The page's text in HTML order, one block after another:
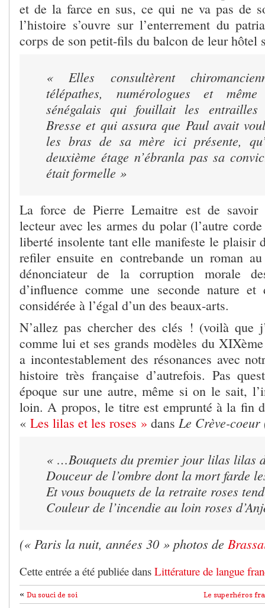
et de la farce en sus, ce qui ne va pas de
l’histoire s’ouvre sur l’enterrement du
corps de son petit-fils du balcon de leur hôtel
« Elles consultèrent
télépathes, numérologues et
sénégalais qui fouillait les
Bresse et qui assura que Paul avait
les bras de sa mère ici présente,
deuxième étage n’ébranla pas sa
était formelle »
La force de Pierre Lemaitre est de savoir
lecteur avec les armes du polar (l’autre
liberté insolente tant elle manifeste le plaisir
refiler ensuite en contrebande un roman
dénonciateur de la corruption morale
d’influence comme une seconde nature
considérée à l’égal d’un des beaux-arts.
N’allez pas chercher des clés ! (voilà que
comme lui et ses grands modèles du
a incontestablement des résonances avec
histoire très française d’autrefois. Pas
époque sur une autre, même si on le sait,
loin. A propos, le titre est emprunté à la fin
« Les lilas et les roses » dans Le Crève-coeur
« …Bouquets du premier jour lilas lilas
Douceur de l’ombre dont la mort farde
Et vous bouquets de la retraite roses
Couleur de l’incendie au loin roses
(« Paris la nuit, années 30 » photos de
Cette entrée a été publiée dans Littérature de langue
Le superhéros
« Du souci de soi